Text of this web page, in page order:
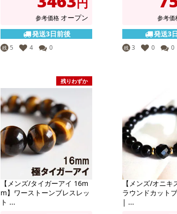
参考価格 オープン
発送3日前後
残 5 4 0
参考価
発送3
残 3 0 0
残りわずか
【メンズ/タイガーアイ 16m
m】ワーストーンブレスレッ
ト ...
【メンズ/オニキ
ラウンドカット
| ...
10,744円
参考価格 18,144
お試し費用
参考価格